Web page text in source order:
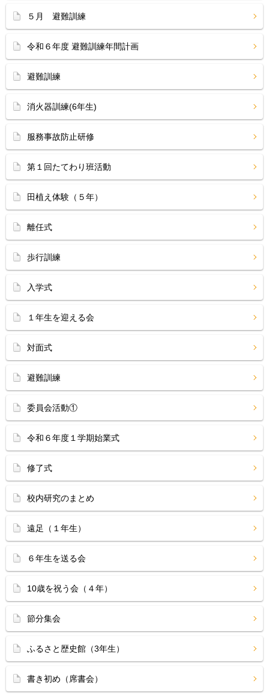
５月 避難訓練
令和６年度 避難訓練年間計画
避難訓練
消火器訓練(6年生)
服務事故防止研修
第１回たてわり班活動
田植え体験（５年）
離任式
歩行訓練
入学式
１年生を迎える会
対面式
避難訓練
委員会活動①
令和６年度１学期始業式
修了式
校内研究のまとめ
遠足（１年生）
６年生を送る会
10歳を祝う会（４年）
節分集会
ふるさと歴史館（3年生）
書き初め（席書会）